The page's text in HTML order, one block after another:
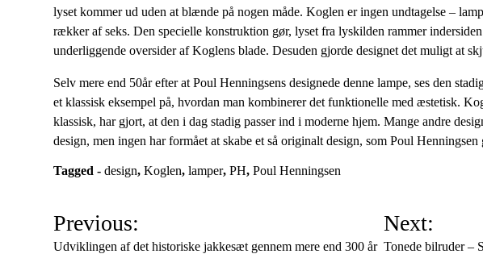
lyset kommer ud uden at blænde på nogen måde. Koglen er ingen undtagelse –
rækker af seks. Den specielle konstruktion gør, lyset fra lyskilden rammer
underliggende oversider af Koglens blade. Desuden gjorde designet det muligt at
Selv mere end 50år efter at Poul Henningsens designede denne lampe, ses den
et klassisk eksempel på, hvordan man kombinerer det funktionelle med æstetisk.
klassisk, har gjort, at den i dag stadig passer ind i moderne hjem. Mange andre
design, men ingen har formået at skabe et så originalt design, som Poul Henningsen
Tagged - design, Koglen, lamper, PH, Poul Henningsen
I
n
Previous:
Udviklingen af det historiske jakkesæt gennem mere end 300 år
Next:
Tonede bilruder –